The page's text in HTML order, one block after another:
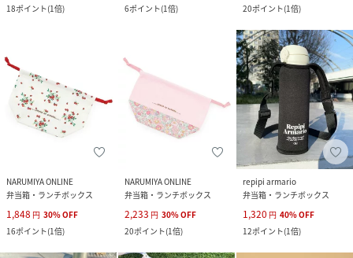
18ポイント(1倍)
6ポイント(1倍)
20ポイント(1倍)
NARUMIYA ONLINE
弁当箱・ランチボックス
1,848 円 30%OFF
16ポイント(1倍)
NARUMIYA ONLINE
弁当箱・ランチボックス
2,233 円 30%OFF
20ポイント(1倍)
repipi armario
弁当箱・ランチボックス
1,320 円 40%OFF
12ポイント(1倍)